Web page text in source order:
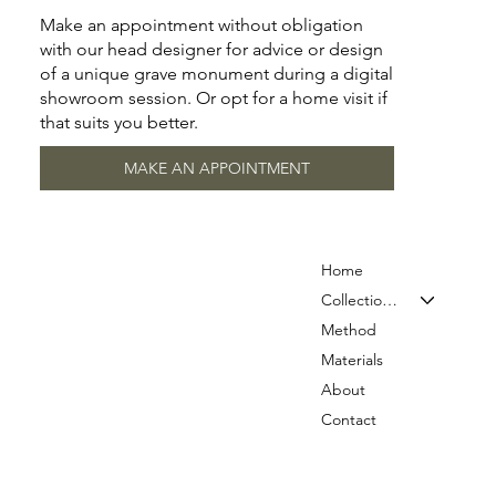
Home
Collection & Prices
Method
Materials
About
Contact
Make an appointment without obligation
with our head designer for advice or design
of a unique grave monument during a digital
showroom session. Or opt for a home visit if
that suits you better.
MAKE AN APPOINTMENT